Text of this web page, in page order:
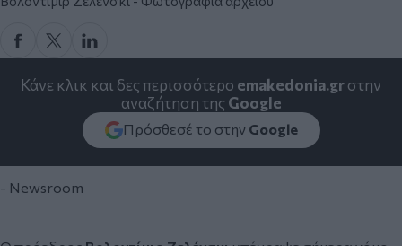
Κάνε κλικ και δες περισσότερο emakedonia.grστην
αναζήτηση της Google
Πρόσθεσέ το στην Google
- Newsroom